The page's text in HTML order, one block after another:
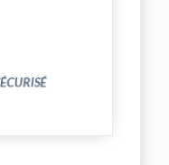
sont
au système
PayPlug.